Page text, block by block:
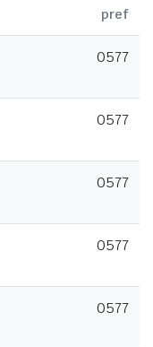
pref
0577
0577
0577
0577
0577